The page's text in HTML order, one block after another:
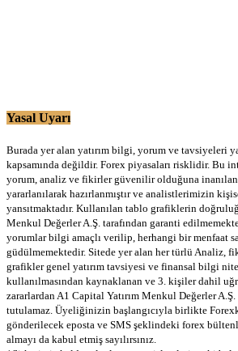
Yasal Uyarı
Burada yer alan yatırım bilgi, yorum ve tavsiyeleri
kapsamında değildir. Forex piyasaları risklidir. Bu
yorum, analiz ve fikirler güvenilir olduğuna
yararlanılarak hazırlanmıştır ve analistlerimizin
yansıtmaktadır. Kullanılan tablo grafiklerin
Menkul Değerler A.Ş. tarafından garanti
yorumlar bilgi amaçlı verilip, herhangi bir menfaat
güdülmemektedir. Sitede yer alan her türlü Analiz,
grafikler genel yatırım tavsiyesi ve finansal bilgi
kullanılmasından kaynaklanan ve 3. kişiler dahil
zararlardan A1 Capital Yatırım Menkul Değerler
tutulamaz. Üyeliğinizin başlangıcıyla birlikte
gönderilecek eposta ve SMS şeklindeki forex
almayı da kabul etmiş sayılırsınız.